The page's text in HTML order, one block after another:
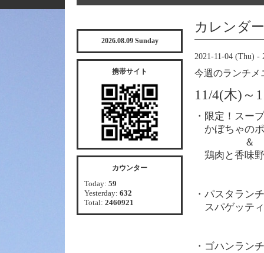
カレンダー
2021-11-04 (Thu) -
今週のランチメ
11/4(木)～
・限定！スー
かぼちゃの
＆
鶏肉と香味
・パスタランチ
スパゲッテ
・ゴハンランチ
2026.08.09 Sunday
携帯サイト
カウンター
Today: 59
Yesterday: 632
Total: 2460921